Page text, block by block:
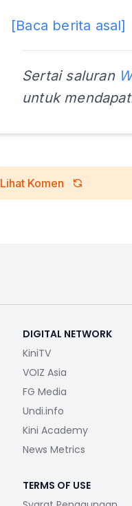
[Baca berita asal]
Sertai saluran
untuk
Lihat Komen
DIGITAL NETWORK
KiniTV
VOIZ Asia
FG Media
Undi.info
Kini Academy
News Metrics
TERMS OF USE